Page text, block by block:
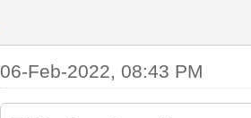
06-Feb-2022, 08:43 PM